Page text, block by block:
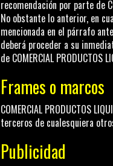
recomendación por parte de
No obstante lo anterior, en
mencionada en el párrafo
deberá proceder a su
de COMERCIAL PRODUCTOS
Frames o marcos
COMERCIAL PRODUCTOS
terceros de cualesquiera
Publicidad